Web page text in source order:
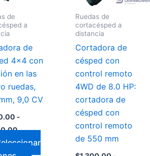
de
a
de
4x4 con
en las
ruedas,
9,0 CV
-
elegir
en
la
página
de
Ruedas de
cortacésped a
distancia
Cortadora de
césped con
control remoto
4WD de 8.0 HP:
cortadora de
césped con
control remoto
de 550 mm
elegir
la
página
de